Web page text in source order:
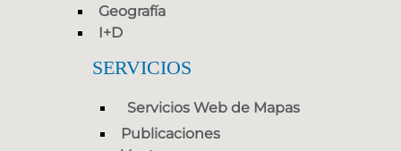
Geografía
I+D
SERVICIOS
Servicios Web de Mapas
Publicaciones